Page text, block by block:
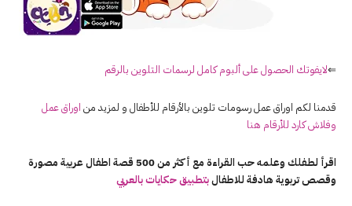
⇐لايفوتك الحصول على ألبوم كامل لرسمات التلوين بالرقم
قدمنا لكم اوراق عمل رسومات تلوين بالأرقام للأطفال و لمزيد من اوراق عمل
وفلاش كارد للأرقام هنا
اقرأ لطفلك وعلمه حب القراءة مع أكثر من 500 قصة اطفال عربية مصورة
وقصص تربوية هادفة للاطفالبتطبيق حكايات بالعربي